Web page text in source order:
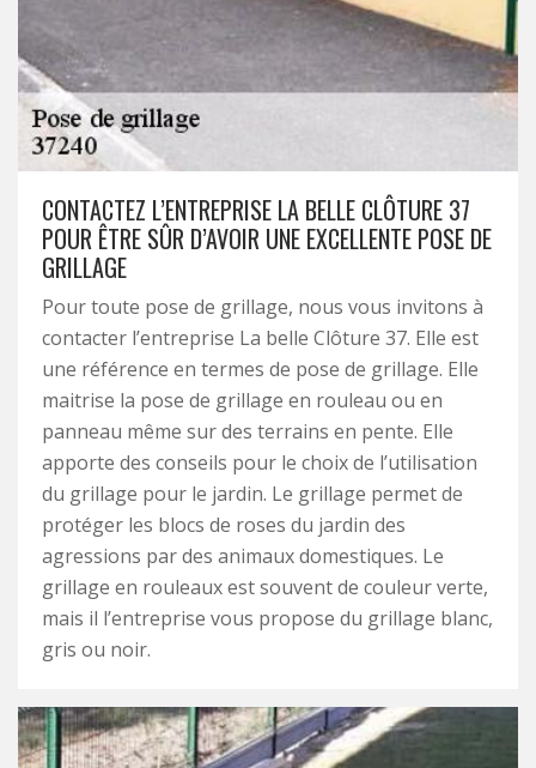
CONTACTEZ L’ENTREPRISE LA BELLE CLÔTURE 37
POUR ÊTRE SÛR D’AVOIR UNE EXCELLENTE POSE DE
GRILLAGE
Pour toute pose de grillage, nous vous invitons à
contacter l’entreprise La belle Clôture 37. Elle est
une référence en termes de pose de grillage. Elle
maitrise la pose de grillage en rouleau ou en
panneau même sur des terrains en pente. Elle
apporte des conseils pour le choix de l’utilisation
du grillage pour le jardin. Le grillage permet de
protéger les blocs de roses du jardin des
agressions par des animaux domestiques. Le
grillage en rouleaux est souvent de couleur verte,
mais il l’entreprise vous propose du grillage blanc,
gris ou noir.